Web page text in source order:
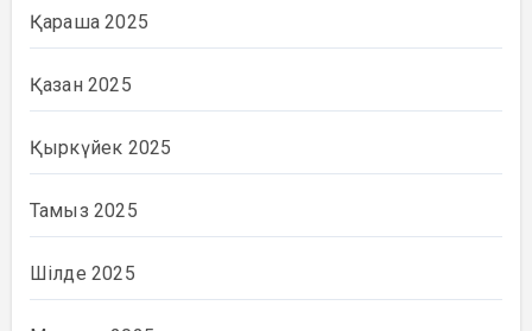
Қараша 2025
Қазан 2025
Қыркүйек 2025
Тамыз 2025
Шілде 2025